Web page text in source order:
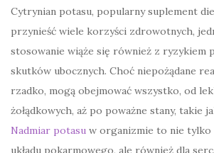
Cytrynian potasu, popularny suplement
przynieść wiele korzyści zdrowotnych,
stosowanie wiąże się również z ryzykiem
skutków ubocznych. Choć niepożądane
rzadko, mogą obejmować wszystko, od
żołądkowych, aż po poważne stany, takie
Nadmiar potasu w organizmie to nie tylko
układu pokarmowego, ale również dla